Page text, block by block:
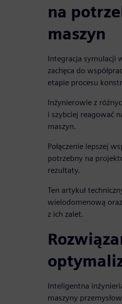
na
maszyn
Integracja symulacji
zachęca do
etapie procesu
Inżynierowie z
i szybciej reagować
maszyn.
Połączenie lepszej
potrzebny na
rezultaty.
Ten artykuł
wielodomenową
z ich zalet.
Inteligentna
maszyny